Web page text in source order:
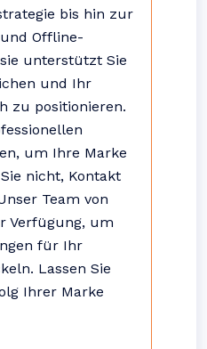
bis hin zur
Offline-
unterstützt Sie
und Ihr
zu positionieren.
um Ihre Marke
nicht, Kontakt
Team von
Verfügung, um
für Ihr
Lassen Sie
Ihrer Marke